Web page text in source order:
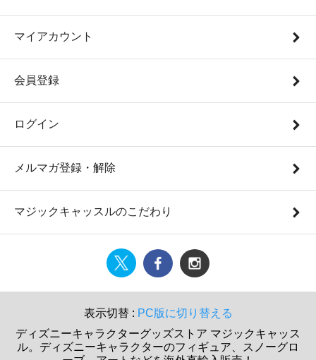
マイアカウント
会員登録
ログイン
メルマガ登録・解除
マジックキャッスルのこだわり
表示切替 : PC版に切り替える
ディズニーキャラクターグッズストア マジックキャッス
ル。ディズニーキャラクターのフィギュア、スノーグロ